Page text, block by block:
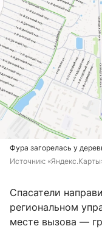
Фура загорелась у
Источник:
Спасатели
региональном
месте вызова —